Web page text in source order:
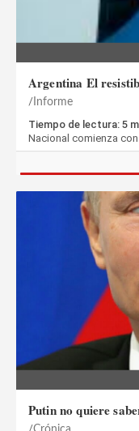
Argentina El
Informe
Tiempo de lectura: 5
Nacional comienza
Putin no quiere